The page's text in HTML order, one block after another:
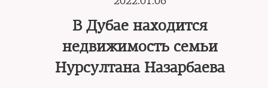
В Дубае находится
недвижимость семьи
Нурсултана Назарбаева